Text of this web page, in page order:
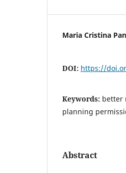
Maria Cristina
DOI: https://
Keywords: better
planning
Abstract